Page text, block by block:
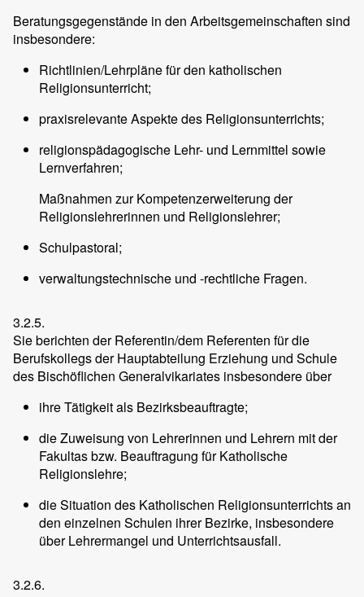
Beratungsgegenstände in den Arbeitsgemeinschaften sind
insbesondere:
Richtlinien/Lehrpläne für den katholischen
Religionsunterricht;
praxisrelevante Aspekte des Religionsunterrichts;
religionspädagogische Lehr- und Lernmittel sowie
Lernverfahren;
Maßnahmen zur Kompetenzerweiterung der
Religionslehrerinnen und Religionslehrer;
Schulpastoral;
verwaltungstechnische und -rechtliche Fragen.
3.2.5.
Sie berichten der Referentin/dem Referenten für die
Berufskollegs der Hauptabteilung Erziehung und Schule
des Bischöflichen Generalvikariates insbesondere über
ihre Tätigkeit als Bezirksbeauftragte;
die Zuweisung von Lehrerinnen und Lehrern mit der
Fakultas bzw. Beauftragung für Katholische
Religionslehre;
die Situation des Katholischen Religionsunterrichts an
den einzelnen Schulen ihrer Bezirke, insbesondere
über Lehrermangel und Unterrichtsausfall.
3.2.6.